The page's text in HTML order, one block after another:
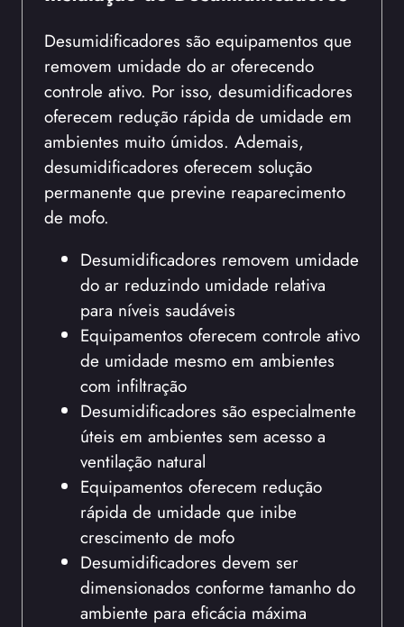
Desumidificadores são equipamentos que
removem umidade do ar oferecendo
controle ativo. Por isso, desumidificadores
oferecem redução rápida de umidade em
ambientes muito úmidos. Ademais,
desumidificadores oferecem solução
permanente que previne reaparecimento
de mofo.
Desumidificadores removem umidade
do ar reduzindo umidade relativa
para níveis saudáveis
Equipamentos oferecem controle ativo
de umidade mesmo em ambientes
com infiltração
Desumidificadores são especialmente
úteis em ambientes sem acesso a
ventilação natural
Equipamentos oferecem redução
rápida de umidade que inibe
crescimento de mofo
Desumidificadores devem ser
dimensionados conforme tamanho do
ambiente para eficácia máxima